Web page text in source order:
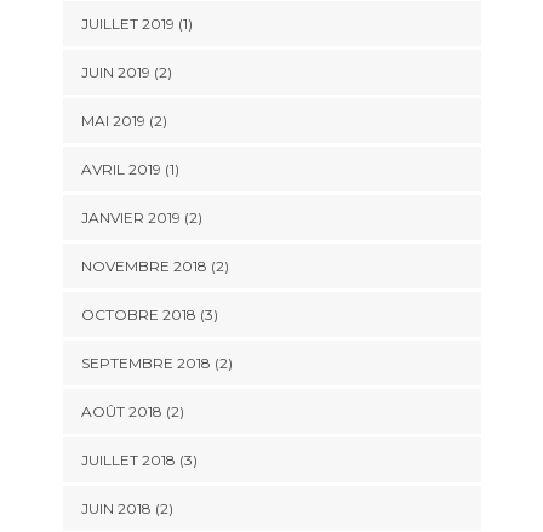
JUILLET 2019 (1)
JUIN 2019 (2)
MAI 2019 (2)
AVRIL 2019 (1)
JANVIER 2019 (2)
NOVEMBRE 2018 (2)
OCTOBRE 2018 (3)
SEPTEMBRE 2018 (2)
AOÛT 2018 (2)
JUILLET 2018 (3)
JUIN 2018 (2)